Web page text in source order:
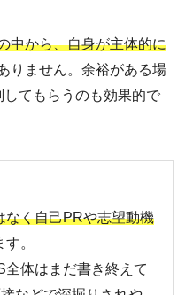
中から、自身が主体的に
りません。余裕がある場
てもらうのも効果的で
なく自己PRや志望動機
。
体はまだ書き終えて